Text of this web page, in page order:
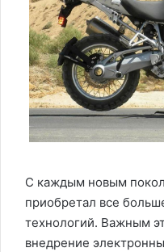
С каждым новым
приобретал все
технологий. Важным
внедрение